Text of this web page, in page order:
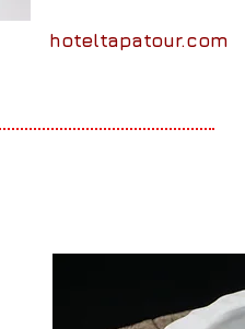
hoteltapatour.com